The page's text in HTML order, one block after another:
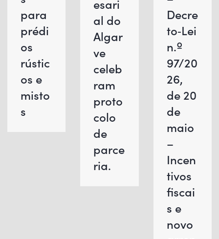
para
prédi
os
rústic
os e
misto
s
esari
al do
Algar
ve
celeb
ram
proto
colo
de
parce
ria.
Decre
to‑Lei
n.º
97/20
26,
de 20
de
maio
–
Incen
tivos
fiscai
s e
novo